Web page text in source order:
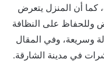
كما أن المنزل يتعرض
وللحفاظ على النظافة
وسريعة، وفي المقال
في مدينة الشارقة.